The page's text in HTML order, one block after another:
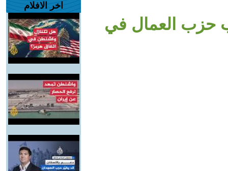
حزب العمال في
اخر الافلام